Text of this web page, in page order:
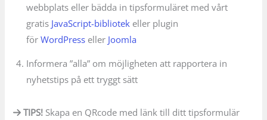
webbplats eller bädda in tipsformuläret med vårt
gratis JavaScript-bibliotek eller plugin
förWordPress eller Joomla
Informera ”alla” om möjligheten att rapportera in
nyhetstips på ett tryggt sätt
TIPS! Skapa en QRcode med länk till ditt tipsformulär